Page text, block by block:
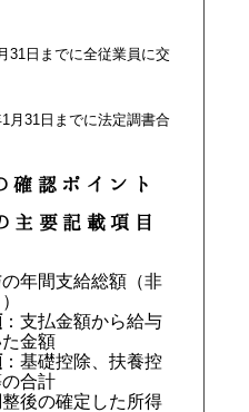
31日までに全従業員に交
1月31日までに法定調書合
認ポイント
要記載項目
年間支給総額（非
：支払金額から給与
金額
：基礎控除、扶養控
合計
後の確定した所得